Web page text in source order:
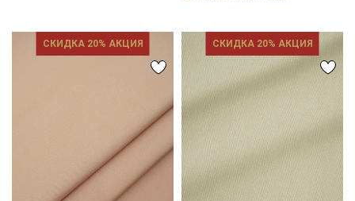
СКИДКА 20% АКЦИЯ СКИДКА 20% АКЦИЯ